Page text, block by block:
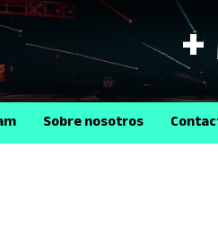
Sobre nosotros